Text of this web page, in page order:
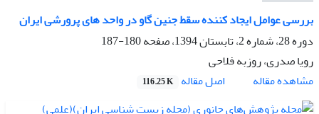
بررسی عوامل ایجاد کننده سقط جنین گاو در واحد های پرورشی ایران
دوره 28، شماره 2، تابستان 1394، صفحه
180-187
رویا صدری، روزبه فلاحی
مشاهده مقاله
اصل مقاله 116.25 K